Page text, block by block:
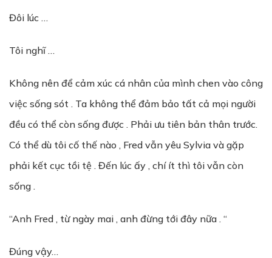
Đôi lúc …
Tôi nghĩ …
Không nên để cảm xúc cá nhân của mình chen vào công
việc sống sót . Ta không thể đảm bảo tất cả mọi người
đều có thể còn sống được . Phải ưu tiên bản thân trước.
Có thể dù tôi cố thế nào , Fred vẫn yêu Sylvia và gặp
phải kết cục tồi tệ . Đến lúc ấy , chí ít thì tôi vẫn còn
sống .
“Anh Fred , từ ngày mai , anh đừng tới đây nữa . “
Đúng vậy…